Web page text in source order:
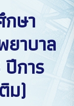
ษา
าบาล
การ
ม)